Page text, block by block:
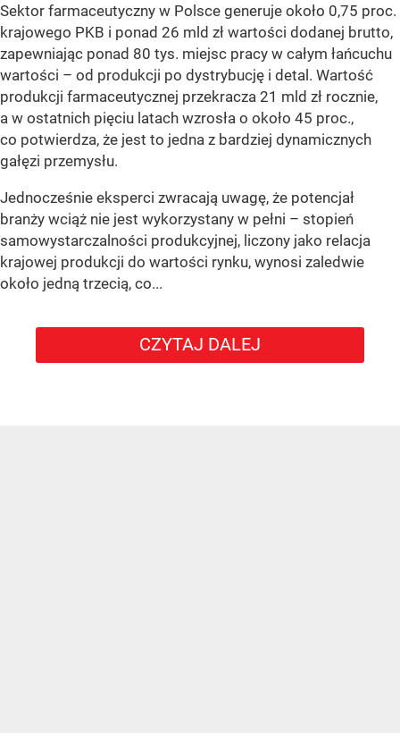
Sektor farmaceutyczny w Polsce generuje około 0,75 proc.
krajowego PKB i ponad 26 mld zł wartości dodanej brutto,
zapewniając ponad 80 tys. miejsc pracy w całym łańcuchu
wartości – od produkcji po dystrybucję i detal. Wartość
produkcji farmaceutycznej przekracza 21 mld zł rocznie,
a w ostatnich pięciu latach wzrosła o około 45 proc.,
co potwierdza, że jest to jedna z bardziej dynamicznych
gałęzi przemysłu.
Jednocześnie eksperci zwracają uwagę, że potencjał
branży wciąż nie jest wykorzystany w pełni – stopień
samowystarczalności produkcyjnej, liczony jako relacja
krajowej produkcji do wartości rynku, wynosi zaledwie
około jedną trzecią, co...
CZYTAJ DALEJ